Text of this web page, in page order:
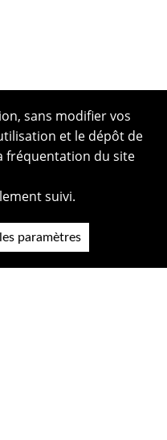
sans modifier vos
et le dépôt de
fréquentation du site
suivi.
paramètres